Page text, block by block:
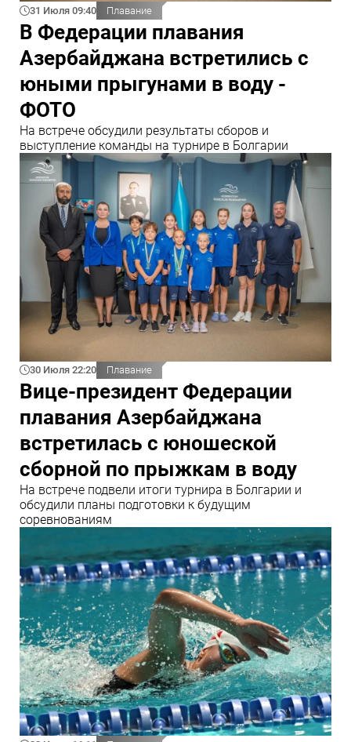
31 Июля 09:40 Плавание
В Федерации плавания
Азербайджана встретились с
юными прыгунами в воду -
ФОТО
На встрече обсудили результаты сборов и
выступление команды на турнире в Болгарии
30 Июля 22:20 Плавание
Вице-президент Федерации
плавания Азербайджана
встретилась с юношеской
сборной по прыжкам в воду
На встрече подвели итоги турнира в Болгарии и
обсудили планы подготовки к будущим
соревнованиям